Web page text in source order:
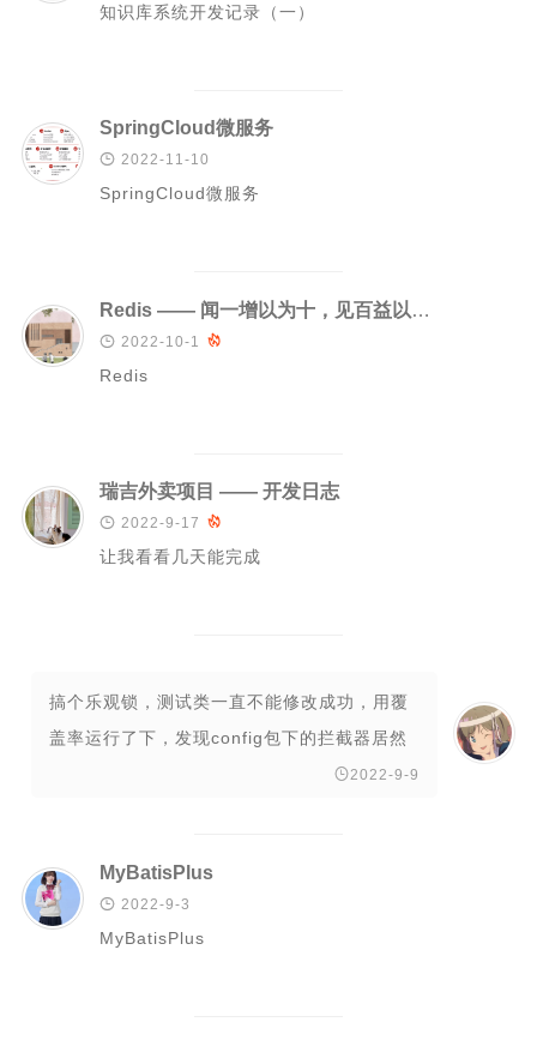
知识库系统开发记录（一）
SpringCloud微服务
 2022-11-10
SpringCloud微服务
Redis —— 闻一增以为十，见百益以为千
 2022-10-1 
Redis
瑞吉外卖项目 —— 开发日志
 2022-9-17 
让我看看几天能完成
搞个乐观锁，测试类一直不能修改成功，用覆
盖率运行了下，发现config包下的拦截器居然
0%覆盖运行。。。麻了，@Configurati...
2022-9-9
MyBatisPlus
 2022-9-3
MyBatisPlus
安卓开发
Git
GIS
更多
二级页面（移动端）